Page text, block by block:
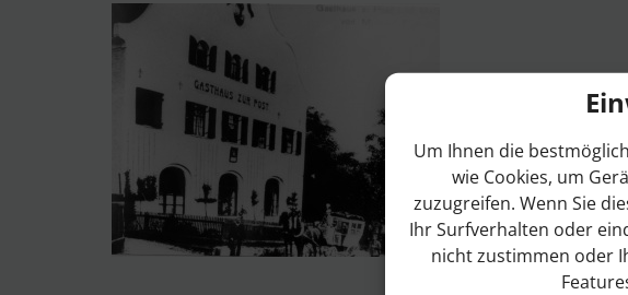
Um Ihnen die
wie Cookies, um
zuzugreifen. Wenn Sie
Ihr Surfverhalten oder
nicht zustimmen oder